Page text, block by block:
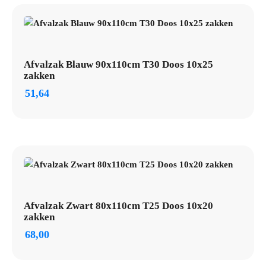
Toepassing:Algemeen huishoudelijk en bedrijfsafval
Afvalzak Blauw 90x110cm T30 Doos 10x25
zakken
51,64
Afvalzak Zwart 80x110cm T25 Doos 10x20
zakken
68,00